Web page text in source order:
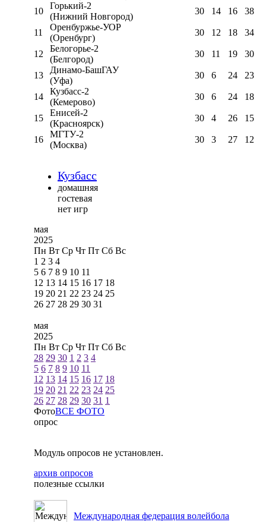
10
Горький-2
(Нижний Новгород)
30 14 16 38
11
Оренбуржье-УОР
(Оренбург)
30 12 18 34
12
Белогорье-2
(Белгород)
30 11 19 30
13
Динамо-БашГАУ
(Уфа)
30 6 24 23
14
Кузбасс-2
(Кемерово)
30 6 24 18
15
Енисей-2
(Красноярск)
30 4 26 15
16
МГТУ-2
(Москва)
30 3 27 12
Кузбасс
домашняя
гостевая
нет игр
мая
2025
Пн Вт Ср Чт Пт Сб Вс
1 2 3 4
5 6 7 8 9 10 11
12 13 14 15 16 17 18
19 20 21 22 23 24 25
26 27 28 29 30 31
мая
2025
Пн Вт Ср Чт Пт Сб Вс
28 29 30 1 2 3 4
5 6 7 8 9 10 11
12 13 14 15 16 17 18
19 20 21 22 23 24 25
26 27 28 29 30 31 1
ФотоВСЕ ФОТО
опрос
Модуль опросов не установлен.
архив опросов
полезные ссылки
Международная федерация волейбола